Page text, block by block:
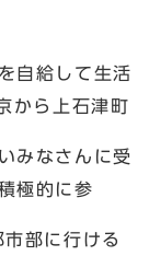
自給して生活
から上石津町
みなさんに受
極的に参
部に行ける